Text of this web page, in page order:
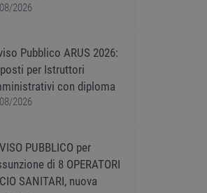
2026
Pubblico ARUS 2026:
per Istruttori
con diploma
2026
PUBBLICO per
di 8 OPERATORI
SANITARI, nuova